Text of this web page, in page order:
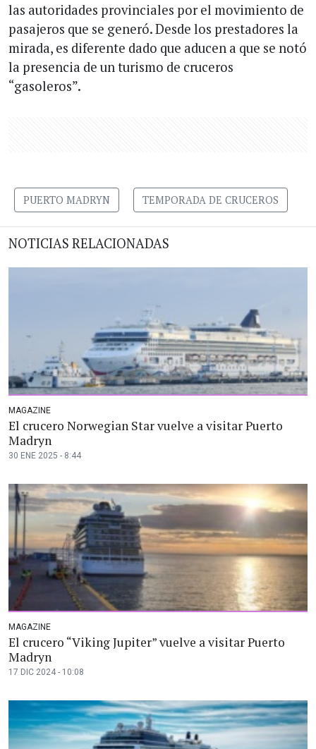
las autoridades provinciales por el movimiento de
pasajeros que se generó. Desde los prestadores la
mirada, es diferente dado que aducen a que se notó
la presencia de un turismo de cruceros
“gasoleros”.
PUERTO MADRYN TEMPORADA DE CRUCEROS
NOTICIAS RELACIONADAS
MAGAZINE
El crucero Norwegian Star vuelve a visitar Puerto
Madryn
30 ENE 2025 - 8:44
MAGAZINE
El crucero “Viking Jupiter” vuelve a visitar Puerto
Madryn
17 DIC 2024 - 10:08